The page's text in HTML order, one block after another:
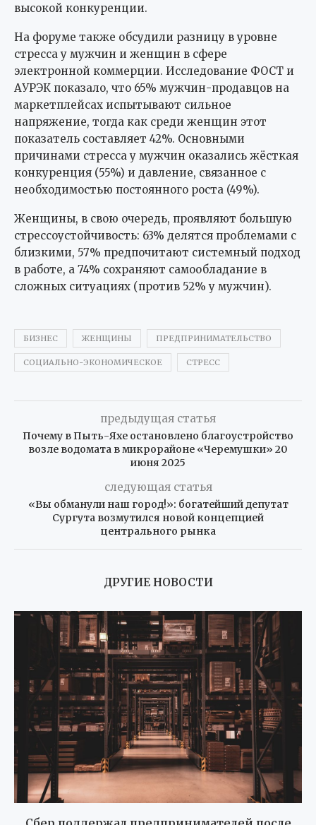
высокой конкуренции.
На форуме также обсудили разницу в уровне
стресса у мужчин и женщин в сфере
электронной коммерции. Исследование ФОСТ и
АУРЭК показало, что 65% мужчин-продавцов на
маркетплейсах испытывают сильное
напряжение, тогда как среди женщин этот
показатель составляет 42%. Основными
причинами стресса у мужчин оказались жёсткая
конкуренция (55%) и давление, связанное с
необходимостью постоянного роста (49%).
Женщины, в свою очередь, проявляют большую
стрессоустойчивость: 63% делятся проблемами с
близкими, 57% предпочитают системный подход
в работе, а 74% сохраняют самообладание в
сложных ситуациях (против 52% у мужчин).
БИЗНЕС ЖЕНЩИНЫ ПРЕДПРИНИМАТЕЛЬСТВО
СОЦИАЛЬНО-ЭКОНОМИЧЕСКОЕ СТРЕСС
предыдущая статья
Почему в Пыть-Яхе остановлено благоустройство
возле водомата в микрорайоне «Черемушки» 20
июня 2025
следующая статья
«Вы обманули наш город!»: богатейший депутат
Сургута возмутился новой концепцией
центрального рынка
ДРУГИЕ НОВОСТИ